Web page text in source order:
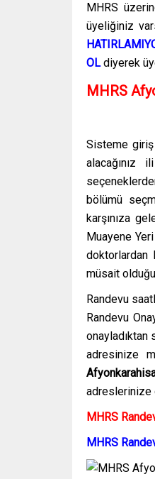
MHRS
üyeliğiniz
OL diyerek
MHRS
Sisteme giriş
bölümü
karşınıza
Muayene
doktorlardan
müsait
Randevu
Randevu
onayladıktan
adresinize
adreslerinize
MHRS
MHRS